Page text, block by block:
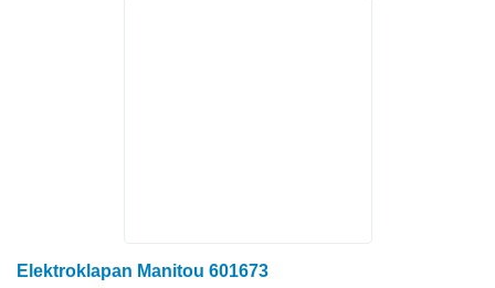
Elektroklapan Manitou 601673